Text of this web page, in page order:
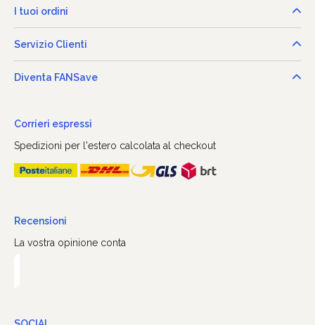
I tuoi ordini
Servizio Clienti
Diventa FANSave
Corrieri espressi
Spedizioni per l'estero calcolata al checkout
Recensioni
La vostra opinione conta